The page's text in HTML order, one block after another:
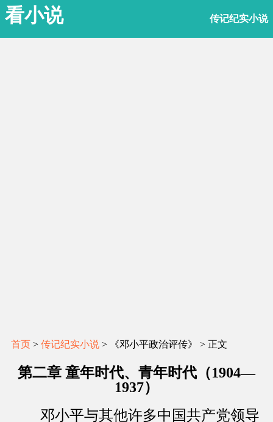
看小说 传记纪实小说
首页 > 传记纪实小说 > 《邓小平政治评传》 > 正文
第二章 童年时代、青年时代（1904—
1937）
邓小平与其他许多中国共产党领导